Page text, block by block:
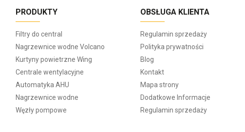
PRODUKTY
Filtry do central
Nagrzewnice wodne Volcano
Kurtyny powietrzne Wing
Centrale wentylacyjne
Automatyka AHU
Nagrzewnice wodne
Węzły pompowe
OBSŁUGA KLIENTA
Regulamin sprzedaży
Polityka prywatności
Blog
Kontakt
Mapa strony
Dodatkowe Informacje
Regulamin sprzedaży